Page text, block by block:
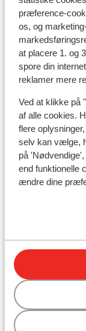
præference-
os, og
at placere 1. og
spore din
reklamer mere
Ved at klikke på
af alle cookies.
flere
selv kan vælge,
på
end funktionelle
ændre dine
I området
Afstand til
Afstand til
Rolig
Liftkort/
Liftkort
Skileje
Andre
Val d'Isère